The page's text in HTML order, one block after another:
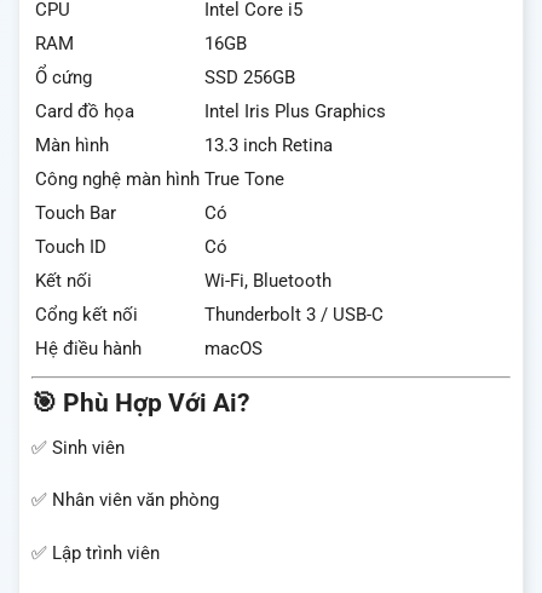
CPU
Intel Core i5
RAM
16GB
Ổ cứng
SSD 256GB
Card đồ họa
Intel Iris Plus Graphics
Màn hình
13.3 inch Retina
Công nghệ màn hình True Tone
Touch Bar
Có
Touch ID
Có
Kết nối
Wi-Fi, Bluetooth
Cổng kết nối
Thunderbolt 3 / USB-C
Hệ điều hành
macOS
🎯 Phù Hợp Với Ai?
✅ Sinh viên
✅ Nhân viên văn phòng
✅ Lập trình viên